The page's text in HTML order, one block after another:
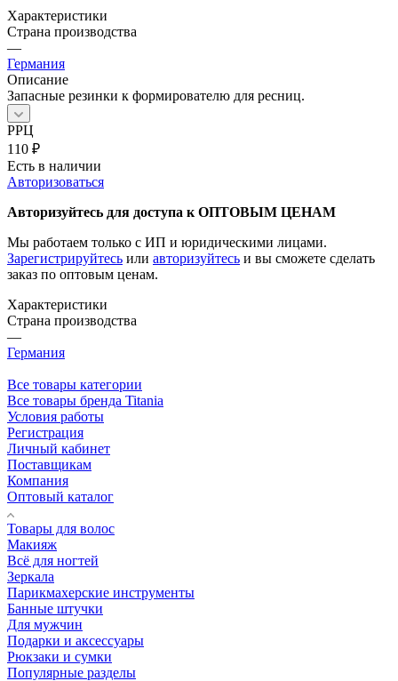
Характеристики
Страна производства
—
Германия
Описание
Запасные резинки к формирователю для ресниц.
РРЦ
110 ₽
Есть в наличии
Авторизоваться
Авторизуйтесь для доступа к ОПТОВЫМ ЦЕНАМ
Мы работаем только с ИП и юридическими лицами.
Зарегистрируйтесь или авторизуйтесь и вы сможете сделать
заказ по оптовым ценам.
Характеристики
Страна производства
—
Германия
Все товары категории
Все товары бренда Titania
Условия работы
Регистрация
Личный кабинет
Поставщикам
Компания
Оптовый каталог
Товары для волос
Макияж
Всё для ногтей
Зеркала
Парикмахерские инструменты
Банные штучки
Для мужчин
Подарки и аксессуары
Рюкзаки и сумки
Популярные разделы